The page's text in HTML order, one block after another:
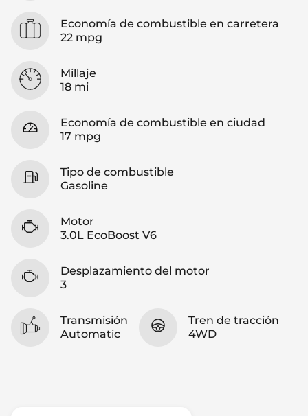
Economía de combustible en carretera
22 mpg
Millaje
18 mi
Economía de combustible en ciudad
17 mpg
Tipo de combustible
Gasoline
Motor
3.0L EcoBoost V6
Desplazamiento del motor
3
Transmisión
Automatic
Tren de tracción
4WD